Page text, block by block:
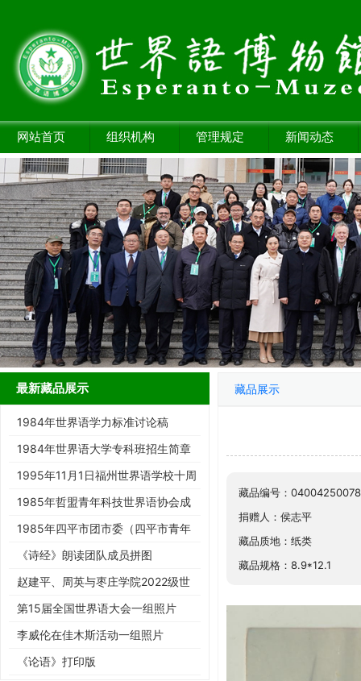
网站首页 组织机构 管理规定 新闻动态
最新藏品展示
1984年世界语学力标准讨论稿
1984年世界语大学专科班招生简章
1995年11月1日福州世界语学校十周
年庆典请柬
1985年哲盟青年科技世界语协会成
立大会请柬
1985年四平市团市委（四平市青年
世协筹）请柬
《诗经》朗读团队成员拼图
赵建平、周英与枣庄学院2022级世
界语班同学合影留念
第15届全国世界语大会一组照片
李威伦在佳木斯活动一组照片
《论语》打印版
藏品展示
藏品编号：
捐赠人：侯志平
藏品质地：纸类
藏品规格：8.9*12.1